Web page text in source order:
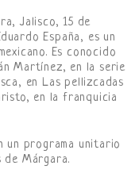
Jalisco, 15 de
España, es un
Es conocido
Martínez, en la serie
en Las pellizcadas
en la franquicia
un programa unitario
de Márgara.